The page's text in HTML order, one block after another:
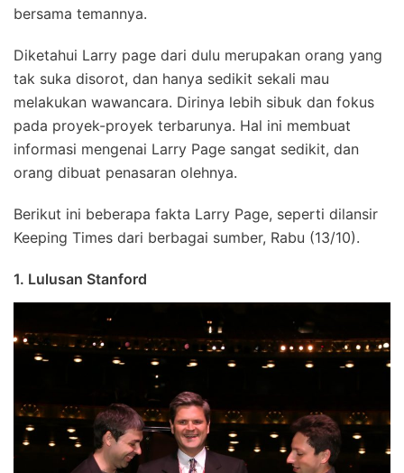
bersama temannya.
Diketahui Larry page dari dulu merupakan orang yang
tak suka disorot, dan hanya sedikit sekali mau
melakukan wawancara. Dirinya lebih sibuk dan fokus
pada proyek-proyek terbarunya. Hal ini membuat
informasi mengenai Larry Page sangat sedikit, dan
orang dibuat penasaran olehnya.
Berikut ini beberapa fakta Larry Page, seperti dilansir
Keeping Times dari berbagai sumber, Rabu (13/10).
1. Lulusan Stanford